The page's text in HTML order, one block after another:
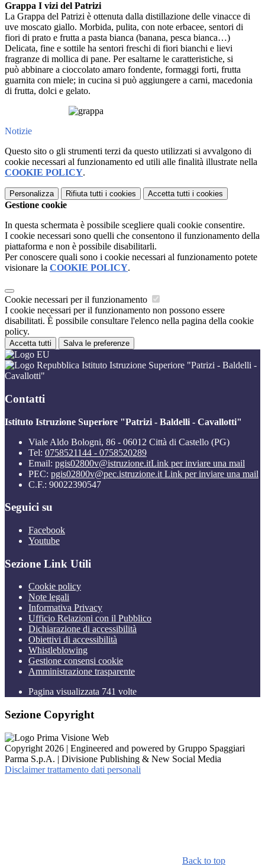
Grappa I vizi del Patrizi
La Grappa del Patrizi è ottenuta dalla distillazione delle vinacce di
uve moscato giallo. Morbida, pulita, con note erbacee, sentori di
fiori di prato e frutta a pasta bianca (banana, pesca bianca…)
Delicata, fine e sottile ha sentori freschi di fiori bianchi e lievi
fragranze di mollica di pane. Per esaltarne le caratteristiche, si
può abbinare a cioccolato amaro fondente, formaggi forti, frutta
guarnita con miele; in cucina si può aggiungere a carni, macedonia
di frutta, dolci e gelato.
Notizie
Questo sito o gli strumenti terzi da questo utilizzati si avvalgono di
cookie necessari al funzionamento ed utili alle finalità illustrate nella
COOKIE POLICY.
Personalizza Rifiuta tutti i cookies Accetta tutti i cookies
Gestione cookie
In questa schermata è possibile scegliere quali cookie consentire.
I cookie necessari sono quelli che consentono il funzionamento della
piattaforma e non è possibile disabilitarli.
Per conoscere quali sono i cookie necessari al funzionamento potete
visionare la COOKIE POLICY.
Cookie necessari per il funzionamento
I cookie necessari per il funzionamento non possono essere
disabilitati. È possibile consultare l'elenco nella pagina della cookie
policy.
Accetta tutti Salva le preferenze
Istituto Istruzione Superiore "Patrizi - Baldelli -
Cavallotti"
Contatti
Istituto Istruzione Superiore "Patrizi - Baldelli - Cavallotti"
Viale Aldo Bologni, 86 - 06012 Città di Castello (PG)
Tel: 0758521144 - 0758520289
Email: pgis02800v@istruzione.itLink per inviare una mail
PEC: pgis02800v@pec.istruzione.it Link per inviare una mail
C.F.: 90022390547
Seguici su
Facebook
Youtube
Sezione Link Utili
Cookie policy
Note legali
Informativa Privacy
Ufficio Relazioni con il Pubblico
Dichiarazione di accessibilità
Obiettivi di accessibilità
Whistleblowing
Gestione consensi cookie
Amministrazione trasparente
Pagina visualizzata 741 volte
Sezione Copyright
Copyright 2026 | Engineered and powered by Gruppo Spaggiari
Parma S.p.A. | Divisione Publishing & New Social Media
Disclaimer trattamento dati personali
Back to top